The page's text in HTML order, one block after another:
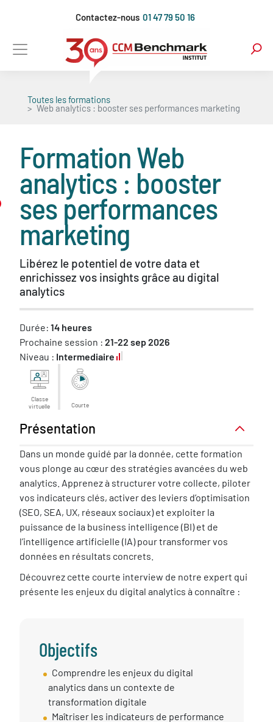
principal
Contactez-nous 01 47 79 50 16
Toutes les formations
Web analytics : booster ses performances marketing
FormationWeb
analytics : booster
ses performances
marketing
Libérez le potentiel de votre data et
enrichissez vos insights grâce au digital
analytics
Durée: 14 heures
Prochaine session : 21-22 sep 2026
Niveau : Intermediaire
Classe
virtuelle
Courte
Présentation
Présentation
Dans un monde guidé par la donnée, cette formation
vous plonge au cœur des stratégies avancées du web
analytics. Apprenez à structurer votre collecte, piloter
vos indicateurs clés, activer des leviers d’optimisation
(SEO, SEA, UX, réseaux sociaux) et exploiter la
puissance de la business intelligence (BI) et de
l’intelligence artificielle (IA) pour transformer vos
données en résultats concrets.
Découvrez cette courte interview de notre expert qui
présente les enjeux du digital analytics à connaître :
Objectifs
Objectif
session
Comprendre les enjeux du digital
analytics dans un contexte de
transformation digitale
Maîtriser les indicateurs de performance